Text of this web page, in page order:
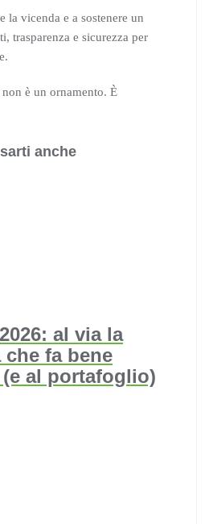
la vicenda e a sostenere un
trasparenza e sicurezza per
è un ornamento. È
anche
al via la
fa bene
(e al portafoglio)